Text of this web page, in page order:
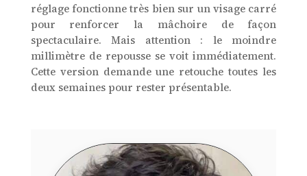
réglage fonctionne très bien sur un visage carré
pour renforcer la mâchoire de façon
spectaculaire. Mais attention : le moindre
millimètre de repousse se voit immédiatement.
Cette version demande une retouche toutes les
deux semaines pour rester présentable.